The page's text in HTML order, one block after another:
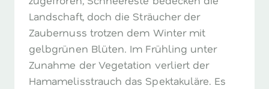
Landschaft, doch die Sträucher der
Zaubernuss trotzen dem Winter mit
gelbgrünen Blüten. Im Frühling unter
Zunahme der Vegetation verliert der
Hamamelisstrauch das Spektakuläre. Es